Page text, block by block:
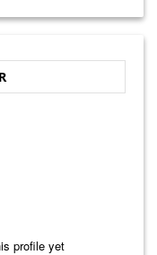
profile yet